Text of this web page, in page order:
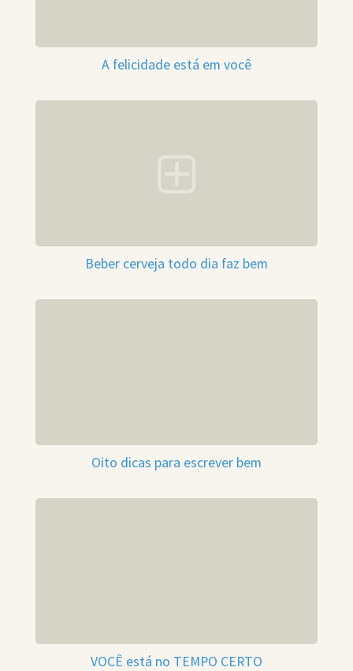
A felicidade está em você
Beber cerveja todo dia faz bem
Oito dicas para escrever bem
VOCÊ está no TEMPO CERTO